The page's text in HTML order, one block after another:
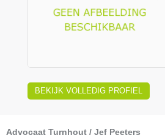
BEKIJK VOLLEDIG PROFIEL
Advocaat Turnhout / Jef Peeters